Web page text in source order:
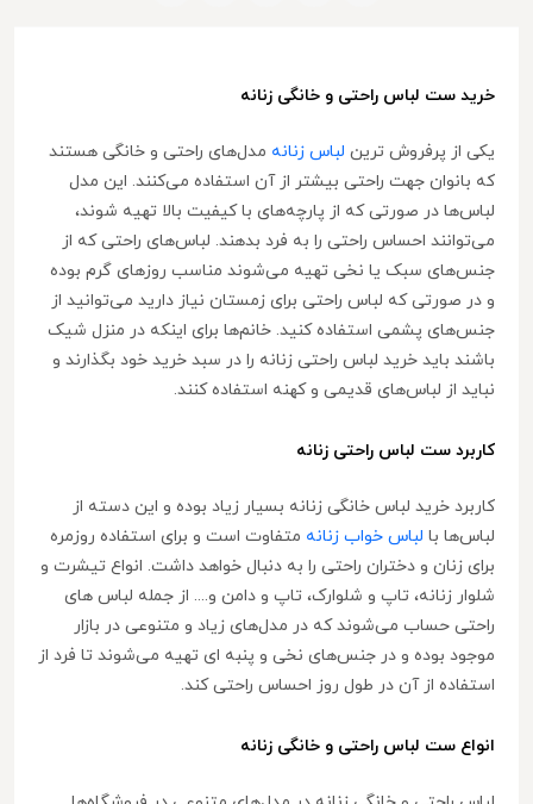
خرید ست لباس راحتی و خانگی زنانه
یکی از پرفروش ترین لباس‌ زنانه مدل‌های راحتی و خانگی هستند
که بانوان جهت راحتی بیشتر از آن استفاده می‌کنند. این مدل
لباس‌ها در صورتی که از پارچه‌های با کیفیت بالا تهیه شوند،
می‌توانند احساس راحتی را به فرد بدهند. لباس‌های راحتی که از
جنس‌های سبک یا نخی تهیه می‌شوند مناسب روزهای گرم بوده
و در صورتی که لباس راحتی برای زمستان نیاز دارید می‌توانید از
جنس‌های پشمی استفاده کنید. خانم‌ها برای اینکه در منزل شیک
باشند باید خرید لباس راحتی زنانه را در سبد خرید خود بگذارند و
نباید از لباس‌های قدیمی و کهنه استفاده کنند.
کاربرد ست لباس راحتی زنانه
کاربرد خرید لباس خانگی زنانه بسیار زیاد بوده و این دسته از
لباس‌ها با لباس خواب زنانه متفاوت است و برای استفاده روزمره
برای زنان و دختران راحتی را به دنبال خواهد داشت. انواع تیشرت و
شلوار زنانه، تاپ و شلوارک، تاپ و دامن و.... از جمله لباس های
راحتی حساب می‌شوند که در مدل‌های زیاد و متنوعی در بازار
موجود بوده و در جنس‌های نخی و پنبه ای تهیه می‌شوند تا فرد از
استفاده از آن در طول روز احساس راحتی کند.
انواع ست لباس راحتی و خانگی زنانه